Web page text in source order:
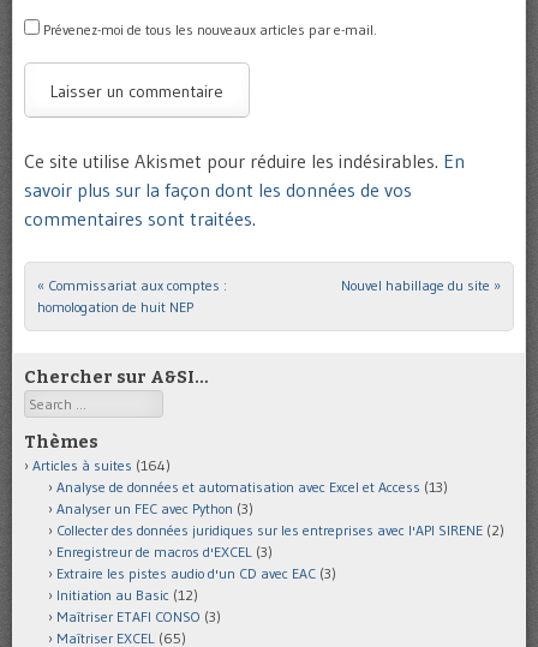
Prévenez-moi de tous les nouveaux articles par e-mail.
Ce site utilise Akismet pour réduire les indésirables. En
savoir plus sur la façon dont les données de vos
commentaires sont traitées.
Post navigation
« Commissariat aux comptes :
homologation de huit NEP
Nouvel habillage du site »
Chercher sur A&SI…
Search
Thèmes
Articles à suites (164)
Analyse de données et automatisation avec Excel et Access (13)
Analyser un FEC avec Python (3)
Collecter des données juridiques sur les entreprises avec l'API SIRENE (2)
Enregistreur de macros d'EXCEL (3)
Extraire les pistes audio d'un CD avec EAC (3)
Initiation au Basic (12)
Maîtriser ETAFI CONSO (3)
Maîtriser EXCEL (65)